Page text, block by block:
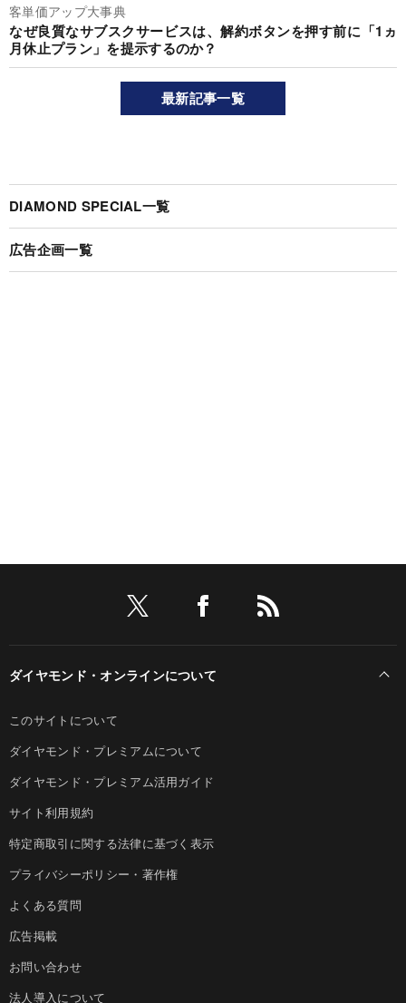
客単価アップ大事典
なぜ良質なサブスクサービスは、解約ボタンを押す前に「1ヵ
月休止プラン」を提示するのか？
最新記事一覧
DIAMOND SPECIAL一覧
広告企画一覧
ダイヤモンド・オンラインについて
このサイトについて
ダイヤモンド・プレミアムについて
ダイヤモンド・プレミアム活用ガイド
サイト利用規約
特定商取引に関する法律に基づく表示
プライバシーポリシー・著作権
よくある質問
広告掲載
お問い合わせ
法人導入について